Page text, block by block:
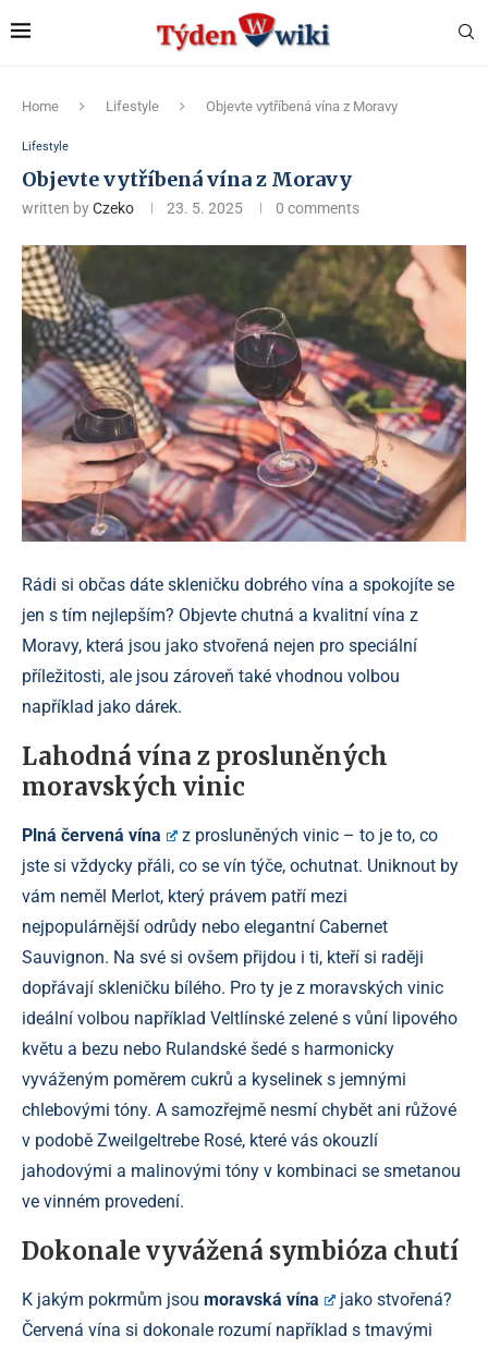
Home Lifestyle Objevte vytříbená vína z Moravy
Lifestyle
Objevte vytříbená vína z Moravy
written byCzeko 23. 5. 2025 0 comments
Rádi si občas dáte skleničku dobrého vína a spokojíte se
jen s tím nejlepším? Objevte chutná a kvalitní vína z
Moravy, která jsou jako stvořená nejen pro speciální
příležitosti, ale jsou zároveň také vhodnou volbou
například jako dárek.
Lahodná vína z prosluněných
moravských vinic
Plná červená vína
z prosluněných vinic – to je to, co
jste si vždycky přáli, co se vín týče, ochutnat. Uniknout by
vám neměl Merlot, který právem patří mezi
nejpopulárnější odrůdy nebo elegantní Cabernet
Sauvignon. Na své si ovšem přijdou i ti, kteří si raději
dopřávají skleničku bílého. Pro ty je z moravských vinic
ideální volbou například Veltlínské zelené s vůní lipového
květu a bezu nebo Rulandské šedé s harmonicky
vyváženým poměrem cukrů a kyselinek s jemnými
chlebovými tóny. A samozřejmě nesmí chybět ani růžové
v podobě Zweilgeltrebe Rosé, které vás okouzlí
jahodovými a malinovými tóny v kombinaci se smetanou
ve vinném provedení.
Dokonale vyvážená symbióza chutí
K jakým pokrmům jsou moravská vína
jako stvořená?
Červená vína si dokonale rozumí například s tmavými